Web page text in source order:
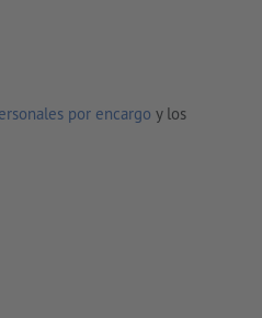
por encargo y los